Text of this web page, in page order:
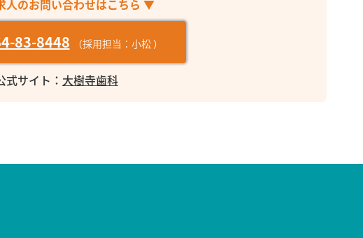
のお問い合わせはこちら ▼
83-8448 （採用担当：小松 ）
式サイト： 大樹寺歯科